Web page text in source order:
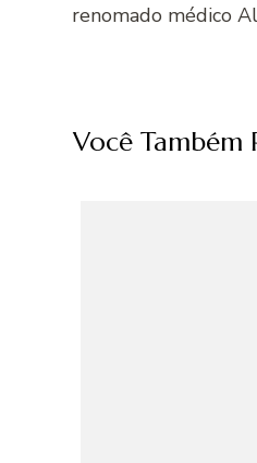
renomado médico
Você Também